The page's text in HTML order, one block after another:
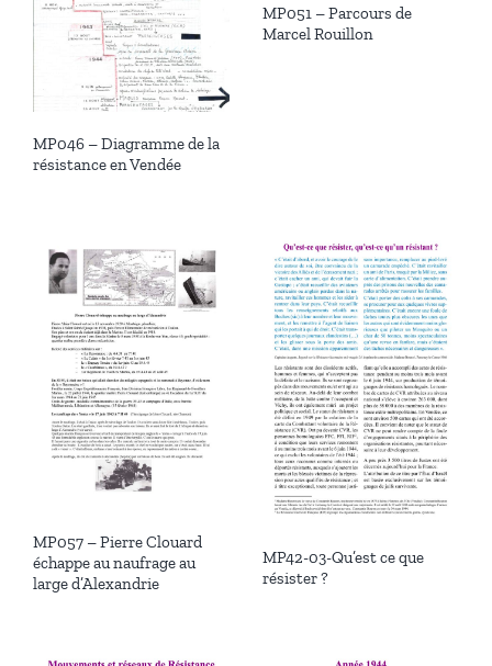
MP046 – Diagramme de la
résistance en Vendée
MP051 – Parcours de
Marcel Rouillon
MP057 – Pierre Clouard
échappe au naufrage au
large d’Alexandrie
MP42-03-Qu’est ce que
résister ?